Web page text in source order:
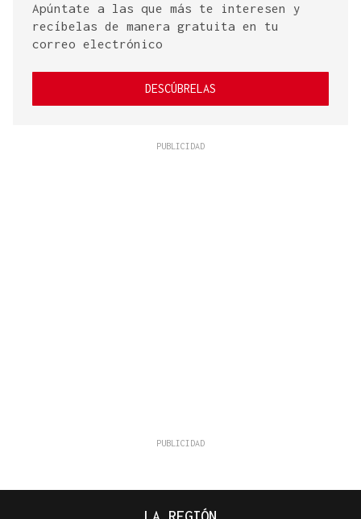
Apúntate a las que más te interesen y
recíbelas de manera gratuita en tu
correo electrónico
DESCÚBRELAS